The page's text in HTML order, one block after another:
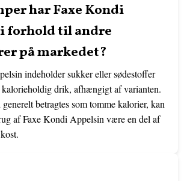
har Faxe Kondi
forhold til andre
på markedet?
indeholder sukker eller sødestoffer
drik, afhængigt af varianten.
betragtes som tomme kalorier, kan
af Faxe Kondi Appelsin være en del af